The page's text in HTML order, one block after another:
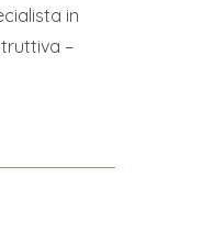
in
–